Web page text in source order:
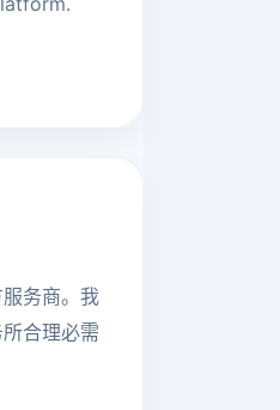
务商。我
合理必需